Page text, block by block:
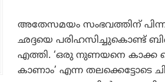
അതേസമയം സംഭവത്തിന്
ഛദ്ദയെ പരിഹസിച്ചുകൊണ്ട്
എത്തി. ‘ഒരു നുണയനെ കാക്ക
കാണാം’ എന്ന തലക്കെട്ടോടെ